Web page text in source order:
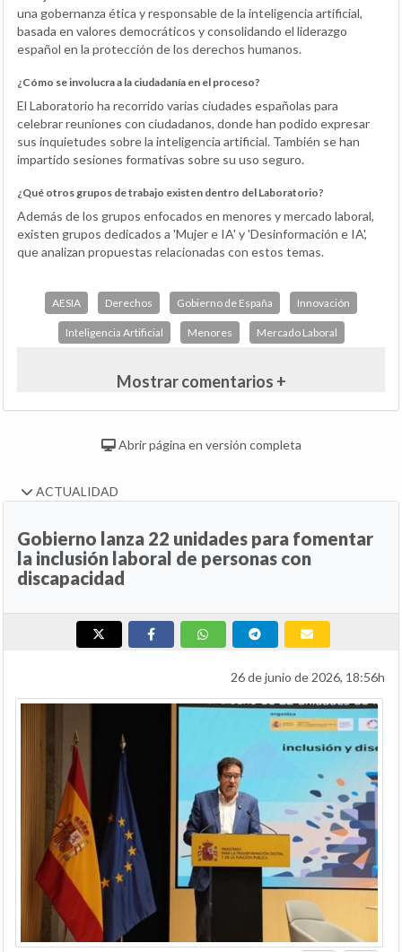
una gobernanza ética y responsable de la inteligencia artificial,
basada en valores democráticos y consolidando el liderazgo
español en la protección de los derechos humanos.
¿Cómo se involucra a la ciudadanía en el proceso?
El Laboratorio ha recorrido varias ciudades españolas para
celebrar reuniones con ciudadanos, donde han podido expresar
sus inquietudes sobre la inteligencia artificial. También se han
impartido sesiones formativas sobre su uso seguro.
¿Qué otros grupos de trabajo existen dentro del Laboratorio?
Además de los grupos enfocados en menores y mercado laboral,
existen grupos dedicados a 'Mujer e IA' y 'Desinformación e IA',
que analizan propuestas relacionadas con estos temas.
AESIA Derechos Gobierno de España Innovación
Inteligencia Artificial Menores Mercado Laboral
Mostrar comentarios +
Abrir página en versión completa
ACTUALIDAD
Gobierno lanza 22 unidades para fomentar
la inclusión laboral de personas con
discapacidad
26 de junio de 2026, 18:56h